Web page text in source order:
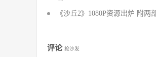
《沙丘2》1080P资源出炉 附两
评论 抢沙发